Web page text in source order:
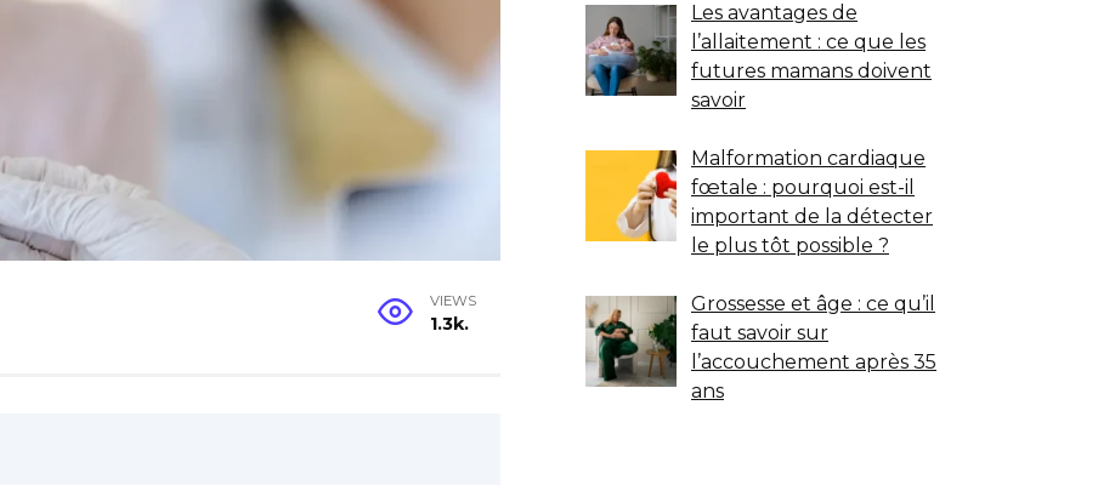
VIEWS
1.3k.
Les avantages de
l’allaitement : ce que les
futures mamans doivent
savoir
Malformation cardiaque
fœtale : pourquoi est-il
important de la détecter
le plus tôt possible ?
Grossesse et âge : ce qu’il
faut savoir sur
l’accouchement après 35
ans